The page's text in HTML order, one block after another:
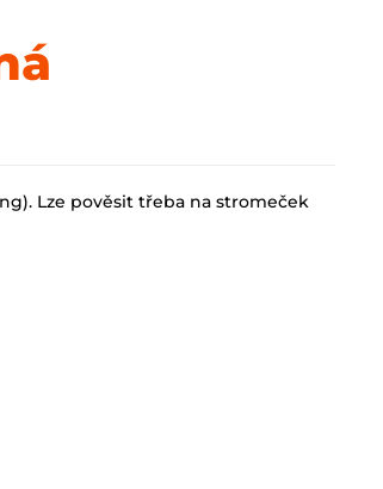
Lze pověsit třeba na stromeček